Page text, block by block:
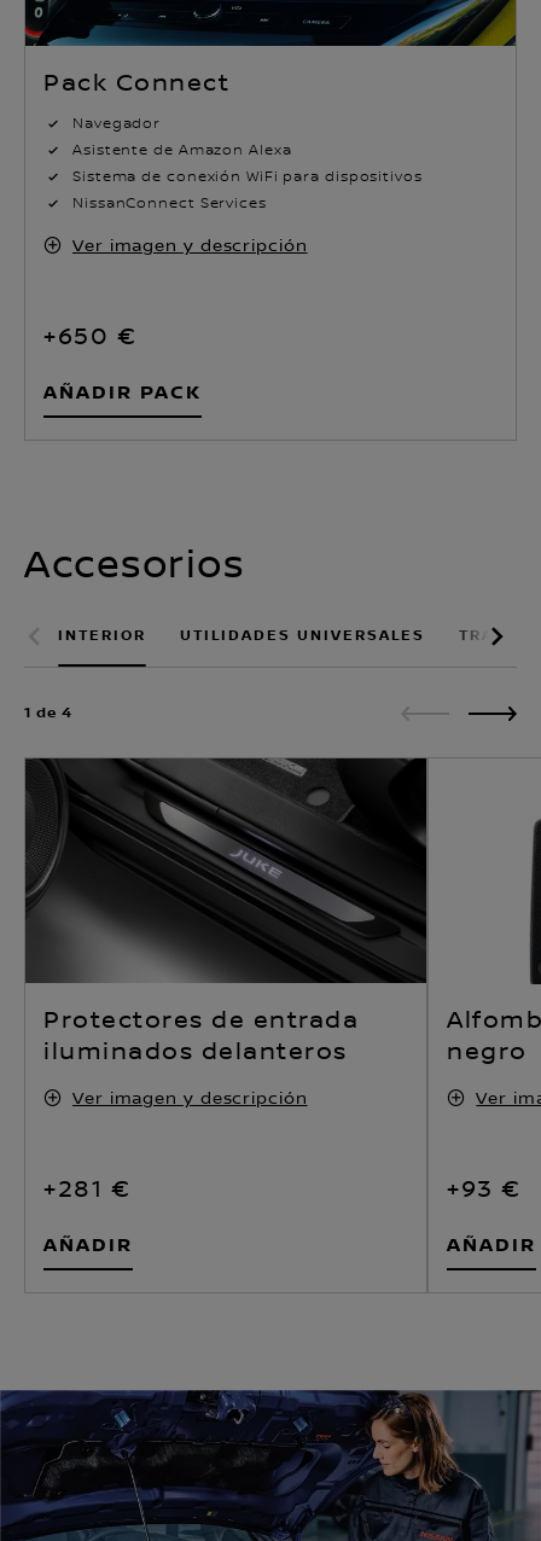
Pack Connect
Navegador
Asistente de Amazon Alexa
Sistema de conexión WiFi para dispositivos
NissanConnect Services
Ver imagen y descripción
+650 €
AÑADIR PACK
Accesorios
INTERIOR UTILIDADES UNIVERSALES
1 de 4
Protectores de entrada
iluminados delanteros
Ver imagen y descripción
+281 €
AÑADIR
negro
Ver
+93 €
AÑADIR